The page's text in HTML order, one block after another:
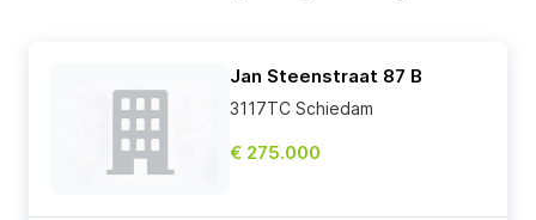
Jan Steenstraat 87 B
3117TC Schiedam
€ 275.000